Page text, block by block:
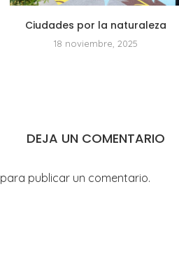
Ciudades por la naturaleza
18 noviembre, 2025
DEJA UN COMENTARIO
para publicar un comentario.